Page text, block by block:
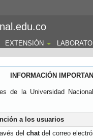
EXTENSIÓN
INFORMACIÓN
de la Universidad
a los usuarios
del chatdel correo